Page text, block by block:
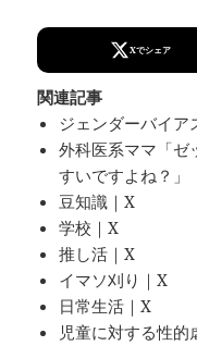
Xでシェア
関連記事
ジェンダーバイア
外科医系ママ「ゼ
すいですよね？」
豆知識｜X
学校｜X
推し活｜X
イマソ刈り｜X
日常生活｜X
児童に対する性的